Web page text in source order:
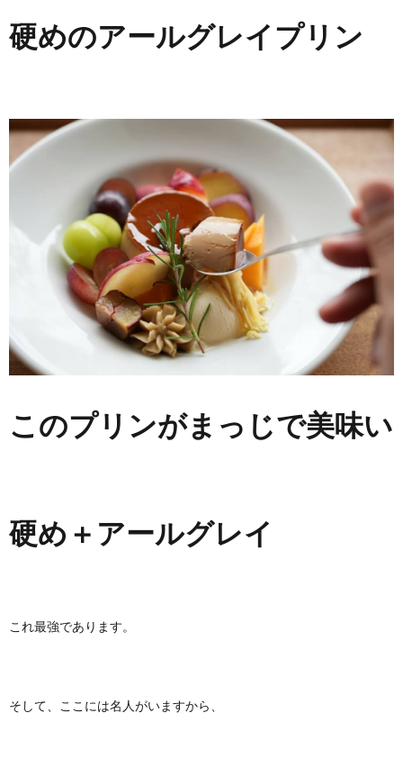
硬めのアールグレイプリン
このプリンがまっじで美味い
硬め＋アールグレイ
これ最強であります。
そして、ここには名人がいますから、